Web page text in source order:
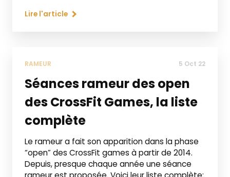
Lire l'article
RAMEUR 5 Oct 22
Séances rameur des open
des CrossFit Games, la liste
complète
Le rameur a fait son apparition dans la phase
“open” des CrossFit games à partir de 2014.
Depuis, presque chaque année une séance